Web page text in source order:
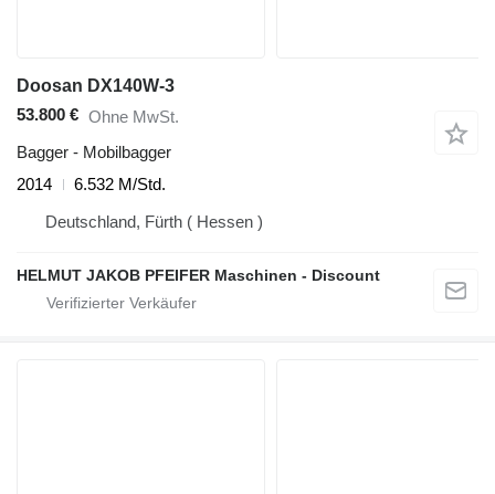
Doosan DX140W-3
53.800 € Ohne MwSt.
Bagger - Mobilbagger
2014
6.532 M/Std.
Deutschland, Fürth ( Hessen )
HELMUT JAKOB PFEIFER Maschinen - Discount